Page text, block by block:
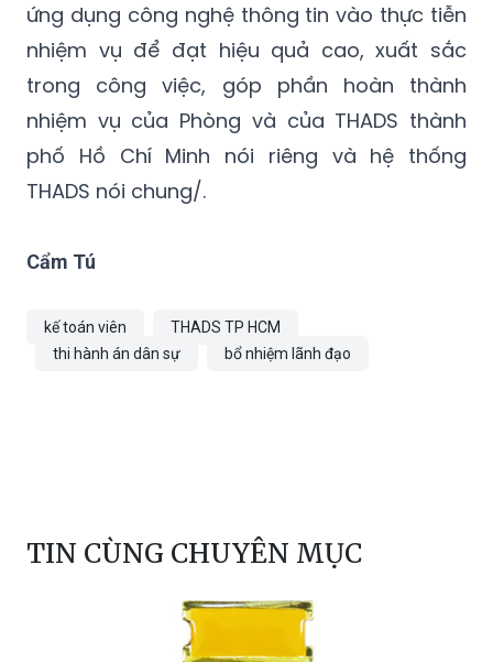
ứng dụng công nghệ thông tin vào thực tiễn
nhiệm vụ để đạt hiệu quả cao, xuất sắc
trong công việc, góp phần hoàn thành
nhiệm vụ của Phòng và của THADS thành
phố Hồ Chí Minh nói riêng và hệ thống
THADS nói chung/.
Cẩm Tú
kế toán viên
THADS TP HCM
thi hành án dân sự
bổ nhiệm lãnh đạo
TIN CÙNG CHUYÊN MỤC